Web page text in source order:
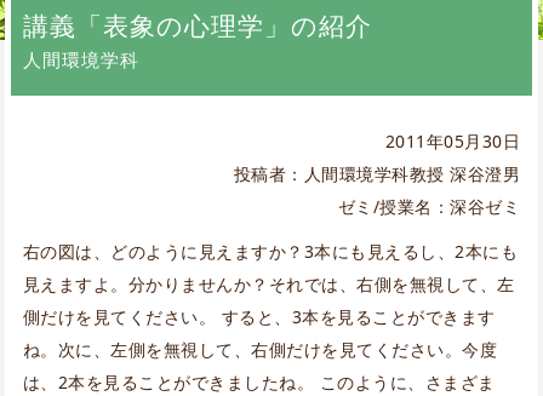
講義「表象の心理学」の紹介
人間環境学科
2011年05月30日
投稿者：人間環境学科教授 深谷澄男
ゼミ/授業名：深谷ゼミ
右の図は、どのように見えますか？3本にも見えるし、2本にも
見えますよ。分かりませんか？それでは、右側を無視して、左
側だけを見てください。 すると、3本を見ることができます
ね。次に、左側を無視して、右側だけを見てください。今度
は、2本を見ることができましたね。 このように、さまざま